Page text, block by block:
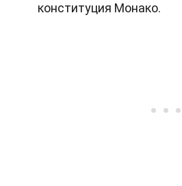
конституция Монако.